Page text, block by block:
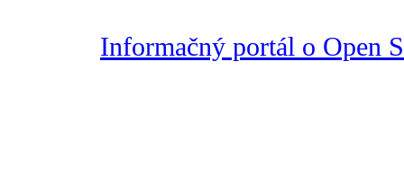
Informačný portál o Open